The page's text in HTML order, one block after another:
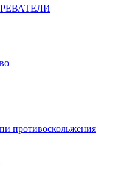
противоскольжения